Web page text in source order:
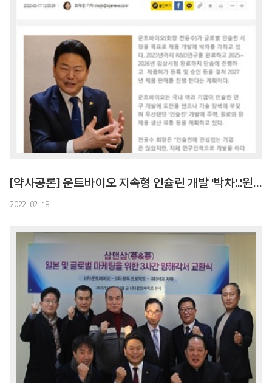
[약사공론] 운트바이오 지속형 인슐린 개발 '박차'...'원료부터 완제품까지'
2022-02-18